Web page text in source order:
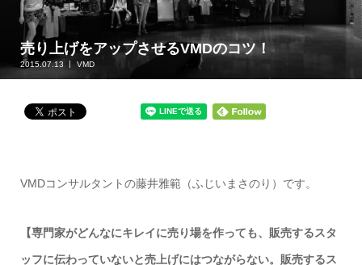
売り上げをアップさせるVMDのコツ！
2015.07.13 VMD
VMDコンサルタントの藤井雅範（ふじいまさのり）です。
【専門家がどんなにキレイに売り場を作っても、販売するスタ
ッフに伝わっていないと売上げにはつながらない。販売するス